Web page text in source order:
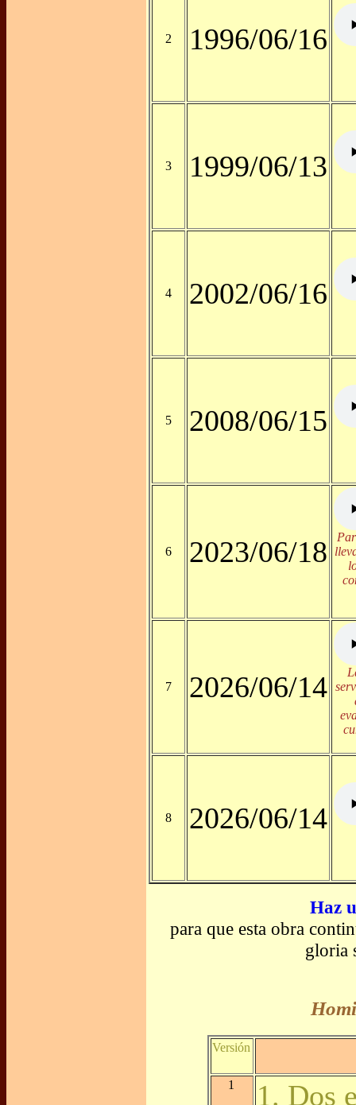
2 1996/06/16
3 1999/06/13
4 2002/06/16
5 2008/06/15
6 2023/06/18
7 2026/06/14
8 2026/06/14
Haz
para que esta obra
gloria
Versión
1 1. Dos